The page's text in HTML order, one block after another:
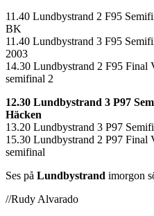
11.40 Lundbystrand 2 F95
BK
11.40 Lundbystrand 3 F95
2003
14.30 Lundbystrand 2 F95 Final
semifinal 2
12.30 Lundbystrand 3 P97
Häcken
13.20 Lundbystrand 3 P97
15.30 Lundbystrand 2 P97 Final
semifinal
Ses på Lundbystrand imorgon
//Rudy Alvarado